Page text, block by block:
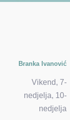
Branka Ivanović
Vikend, 7-
nedjelja, 10-
nedjelja